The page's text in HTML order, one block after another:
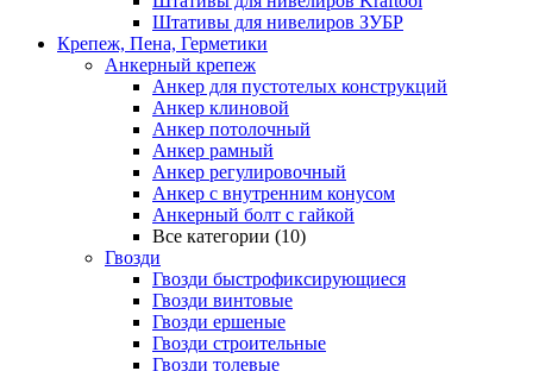
Штативы для нивелиров ЗУБР
Крепеж, Пена, Герметики
Анкерный крепеж
Анкер для пустотелых конструкций
Анкер клиновой
Анкер потолочный
Анкер рамный
Анкер регулировочный
Анкер с внутренним конусом
Анкерный болт с гайкой
Все категории (10)
Гвозди
Гвозди быстрофиксирующиеся
Гвозди винтовые
Гвозди ершеные
Гвозди строительные
Гвозди толевые